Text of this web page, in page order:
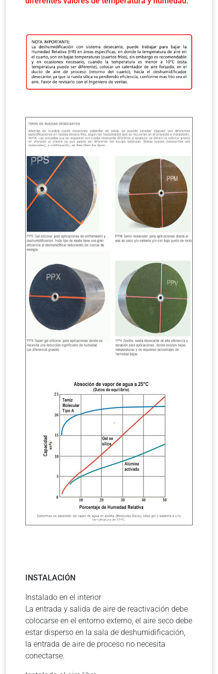
INSTALACIÓN
Instalado en el interior
La entrada y salida de aire de reactivación debe
colocarse en el entorno externo, el aire seco debe
estar disperso en la sala de deshumidificación,
la entrada de aire de proceso no necesita
conectarse.